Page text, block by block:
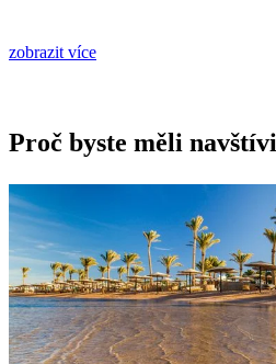
zobrazit více
Proč byste měli